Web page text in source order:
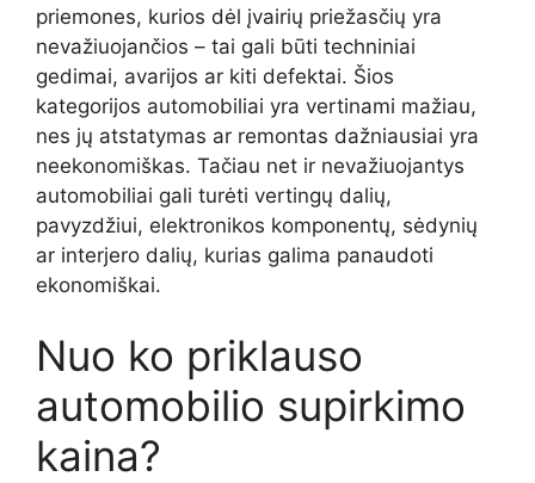
priemones, kurios dėl įvairių priežasčių yra
nevažiuojančios – tai gali būti techniniai
gedimai, avarijos ar kiti defektai. Šios
kategorijos automobiliai yra vertinami mažiau,
nes jų atstatymas ar remontas dažniausiai yra
neekonomiškas. Tačiau net ir nevažiuojantys
automobiliai gali turėti vertingų dalių,
pavyzdžiui, elektronikos komponentų, sėdynių
ar interjero dalių, kurias galima panaudoti
ekonomiškai.
Nuo ko priklauso
automobilio supirkimo
kaina?